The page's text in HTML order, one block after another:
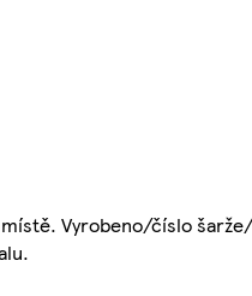
místě. Vyrobeno/číslo